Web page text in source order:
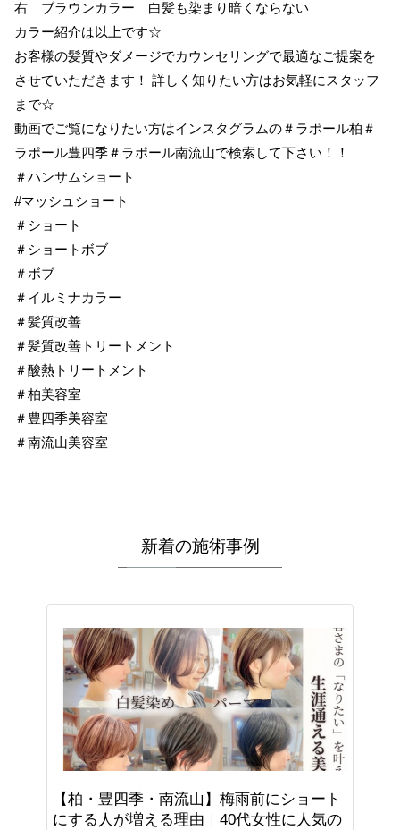
右 ブラウンカラー 白髪も染まり暗くならない
カラー紹介は以上です☆
お客様の髪質やダメージでカウンセリングで最適なご提案を
させていただきます！ 詳しく知りたい方はお気軽にスタッフ
まで☆
動画でご覧になりたい方はインスタグラムの＃ラポール柏＃
ラポール豊四季＃ラポール南流山で検索して下さい！！
＃ハンサムショート
#マッシュショート
＃ショート
＃ショートボブ
＃ボブ
＃イルミナカラー
＃髪質改善
＃髪質改善トリートメント
＃酸熱トリートメント
＃柏美容室
＃豊四季美容室
＃南流山美容室
新着の施術事例
【柏・豊四季・南流山】梅雨前にショート
にする人が増える理由｜40代女性に人気の